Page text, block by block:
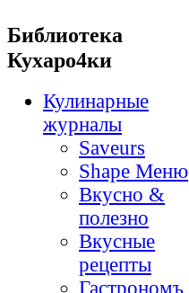
Библиотека
Кухаро4ки
Кулинарные
журналы
Saveurs
Shape Меню
Вкусно &
полезно
Вкусные
рецепты
Гастрономъ